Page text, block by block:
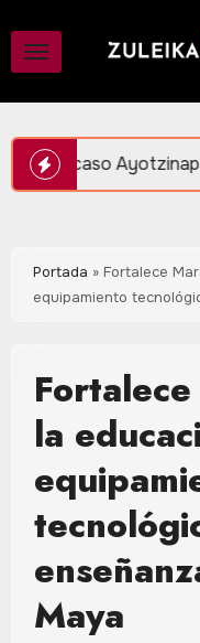
contenido
Amplían
Portada » Fortalece
equipamiento
la
Maya